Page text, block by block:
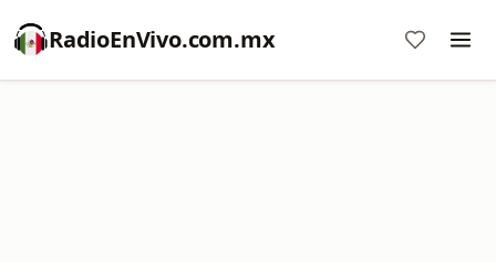
RadioEnVivo.com.mx